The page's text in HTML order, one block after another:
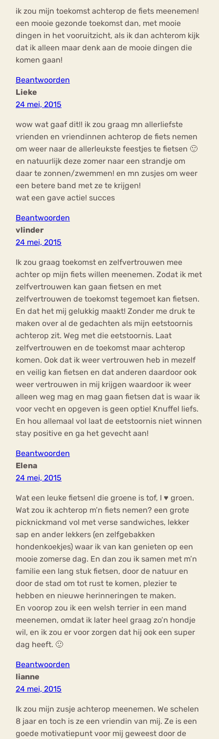
ik zou mijn toekomst achterop de fiets meenemen!
een mooie gezonde toekomst dan, met mooie
dingen in het vooruitzicht, als ik dan achterom kijk
dat ik alleen maar denk aan de mooie dingen die
komen gaan!
Beantwoorden
Lieke
24 mei, 2015
wow wat gaaf dit!! ik zou graag mn allerliefste
vrienden en vriendinnen achterop de fiets nemen
om weer naar de allerleukste feestjes te fietsen 🙂
en natuurlijk deze zomer naar een strandje om
daar te zonnen/zwemmen! en mn zusjes om weer
een betere band met ze te krijgen!
wat een gave actie! succes
Beantwoorden
vlinder
24 mei, 2015
Ik zou graag toekomst en zelfvertrouwen mee
achter op mijn fiets willen meenemen. Zodat ik met
zelfvertrouwen kan gaan fietsen en met
zelfvertrouwen de toekomst tegemoet kan fietsen.
En dat het mij gelukkig maakt! Zonder me druk te
maken over al de gedachten als mijn eetstoornis
achterop zit. Weg met die eetstoornis. Laat
zelfvertrouwen en de toekomst maar achterop
komen. Ook dat ik weer vertrouwen heb in mezelf
en veilig kan fietsen en dat anderen daardoor ook
weer vertrouwen in mij krijgen waardoor ik weer
alleen weg mag en mag gaan fietsen dat is waar ik
voor vecht en opgeven is geen optie! Knuffel liefs.
En hou allemaal vol laat de eetstoornis niet winnen
stay positive en ga het gevecht aan!
Beantwoorden
Elena
24 mei, 2015
Wat een leuke fietsen! die groene is tof, I ♥ groen.
Wat zou ik achterop m’n fiets nemen? een grote
picknickmand vol met verse sandwiches, lekker
sap en ander lekkers (en zelfgebakken
hondenkoekjes) waar ik van kan genieten op een
mooie zomerse dag. En dan zou ik samen met m’n
familie een lang stuk fietsen, door de natuur en
door de stad om tot rust te komen, plezier te
hebben en nieuwe herinneringen te maken.
En voorop zou ik een welsh terrier in een mand
meenemen, omdat ik later heel graag zo’n hondje
wil, en ik zou er voor zorgen dat hij ook een super
dag heeft. 🙂
Beantwoorden
lianne
24 mei, 2015
Ik zou mijn zusje achterop meenemen. We schelen
8 jaar en toch is ze een vriendin van mij. Ze is een
goede motivatiepunt voor mij geweest door de